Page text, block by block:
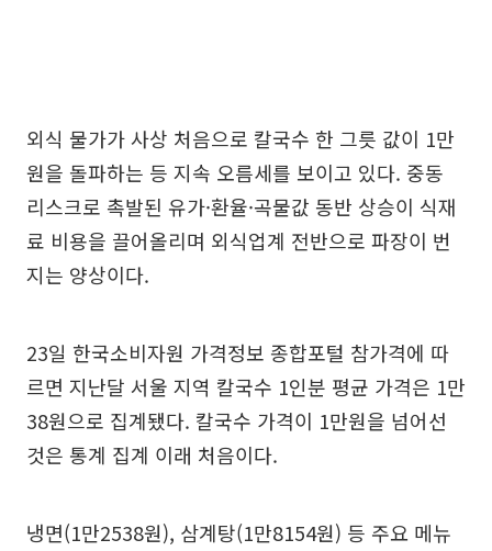
외식 물가가 사상 처음으로 칼국수 한 그릇 값이 1만
원을 돌파하는 등 지속 오름세를 보이고 있다. 중동
리스크로 촉발된 유가·환율·곡물값 동반 상승이 식재
료 비용을 끌어올리며 외식업계 전반으로 파장이 번
지는 양상이다.
23일 한국소비자원 가격정보 종합포털 참가격에 따
르면 지난달 서울 지역 칼국수 1인분 평균 가격은 1만
38원으로 집계됐다. 칼국수 가격이 1만원을 넘어선
것은 통계 집계 이래 처음이다.
냉면(1만2538원), 삼계탕(1만8154원) 등 주요 메뉴